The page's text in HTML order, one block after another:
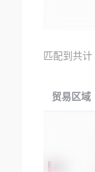
匹配到共计
贸易区域